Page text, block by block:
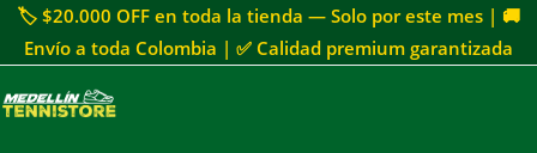
🏷 $20.000 OFF en toda la tienda — Solo por este mes | 🚚
Envío a toda Colombia | ✅ Calidad premium garantizada